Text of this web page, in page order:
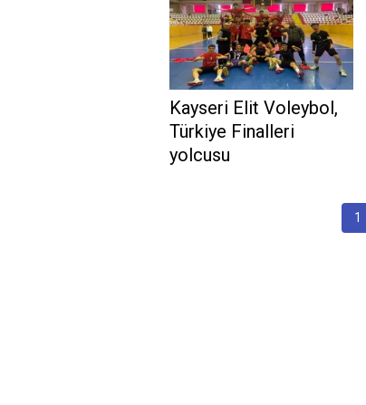
Kayseri Elit Voleybol,
Türkiye Finalleri
yolcusu
1